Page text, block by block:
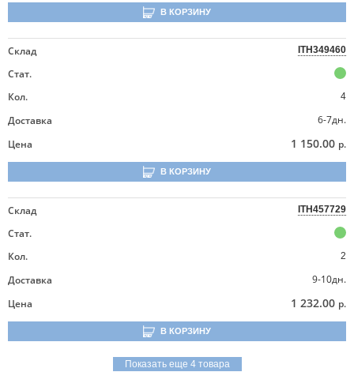
В КОРЗИНУ
Склад ITH349460
Стат.
Кол.
4
Доставка
6-7дн.
Цена
1 150.00 р.
В КОРЗИНУ
Склад ITH457729
Стат.
Кол.
2
Доставка
9-10дн.
Цена
1 232.00 р.
В КОРЗИНУ
Показать еще 4 товара